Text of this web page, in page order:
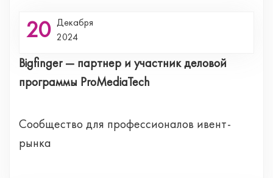
20 Декабря
2024
Bigfinger — партнер и участник деловой
программы ProMediaTech
Сообщество для профессионалов ивент-
рынка